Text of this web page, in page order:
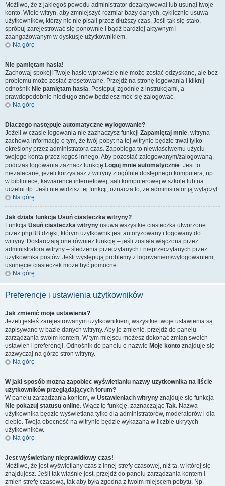
Możliwe, że z jakiegoś powodu administrator dezaktywował lub usunął twoje
konto. Wiele witryn, aby zmniejszyć rozmiar bazy danych, cyklicznie usuwa
użytkowników, którzy nic nie pisali przez dłuższy czas. Jeśli tak się stało,
spróbuj zarejestrować się ponownie i bądź bardziej aktywnym i
zaangażowanym w dyskusje użytkownikiem.
Na górę
Nie pamiętam hasła!
Zachowaj spokój! Twoje hasło wprawdzie nie może zostać odzyskane, ale bez
problemu może zostać zresetowane. Przejdź na stronę logowania i kliknij
odnośnik Nie pamiętam hasła. Postępuj zgodnie z instrukcjami, a
prawdopodobnie niedługo znów będziesz móc się zalogować.
Na górę
Dlaczego następuje automatyczne wylogowanie?
Jeżeli w czasie logowania nie zaznaczysz funkcji Zapamiętaj mnie, witryna
zachowa informację o tym, że twój pobyt na tej witrynie będzie trwał tylko
określony przez administratora czas. Zapobiega to niewłaściwemu użyciu
twojego konta przez kogoś innego. Aby pozostać zalogowanym/zalogowaną,
podczas logowania zaznacz funkcję Loguj mnie automatycznie. Jest to
niezalecane, jeżeli korzystasz z witryny z ogólnie dostępnego komputera, np.
w bibliotece, kawiarence internetowej, sali komputerowej w szkole lub na
uczelni itp. Jeśli nie widzisz tej funkcji, oznacza to, że administrator ją wyłączył.
Na górę
Jak działa funkcja Usuń ciasteczka witryny?
Funkcja Usuń ciasteczka witryny usuwa wszystkie ciasteczka utworzone
przez phpBB dzięki, którym użytkownik jest autoryzowany i logowany do
witryny. Dostarczają one również funkcję – jeśli została włączona przez
administratora witryny – śledzenia przeczytanych i nieprzeczytanych przez
użytkownika postów. Jeśli występują problemy z logowaniem/wylogowaniem,
usunięcie ciasteczek może być pomocne.
Na górę
Preferencje i ustawienia użytkowników
Jak zmienić moje ustawienia?
Jeżeli jesteś zarejestrowanym użytkownikiem, wszystkie twoje ustawienia są
zapisywane w bazie danych witryny. Aby je zmienić, przejdź do panelu
zarządzania swoim kontem. W tym miejscu możesz dokonać zmian swoich
ustawień i preferencji. Odnośnik do panelu o nazwie Moje konto znajduje się
zazwyczaj na górze stron witryny.
Na górę
W jaki sposób można zapobiec wyświetlaniu nazwy użytkownika na liście
użytkowników przeglądających forum?
W panelu zarządzania kontem, w Ustawieniach witryny znajduje się funkcja
Nie pokazuj statusu online. Włącz tę funkcję, zaznaczając Tak. Nazwa
użytkownika będzie wyświetlana tylko dla administratorów, moderatorów i dla
ciebie. Twoja obecność na witrynie będzie wykazana w liczbie ukrytych
użytkowników.
Na górę
Jest wyświetlany nieprawidłowy czas!
Możliwe, że jest wyświetlany czas z innej strefy czasowej, niż ta, w której się
znajdujesz. Jeśli tak właśnie jest, przejdź do panelu zarządzania kontem i
zmień strefę czasową, tak aby była zgodna z twoim miejscem pobytu. Np.